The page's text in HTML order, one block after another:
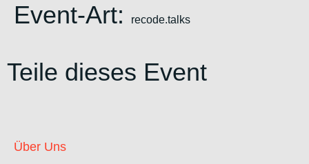
Event-Art:
recode.talks
Teile dieses Event
Über Uns